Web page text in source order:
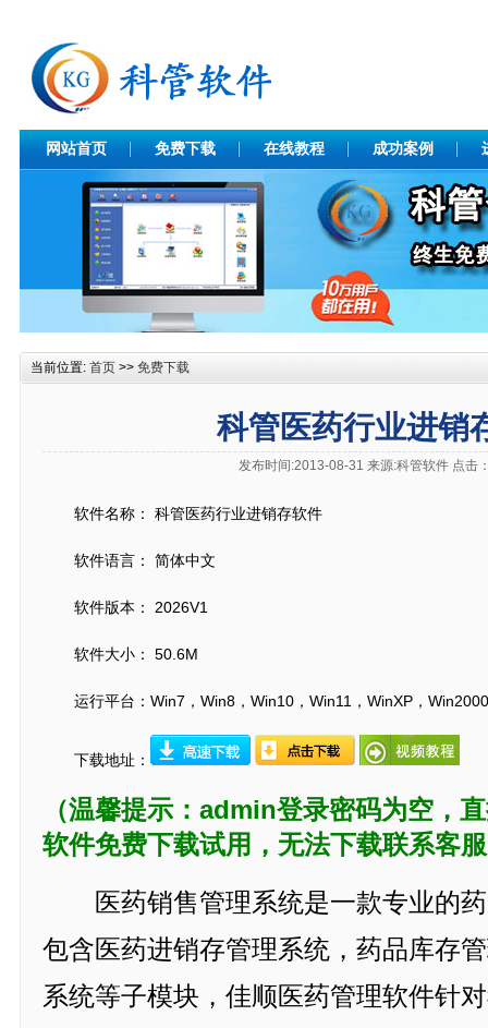
网站首页 免费下载 在线教程 成功案例
当前位置: 首页 >> 免费下载
科管医药行业进销
发布时间:2013-08-31 来源:科管软件 点击
软件名称： 科管医药行业进销存软件
软件语言： 简体中文
软件版本： 2026V1
软件大小： 50.6M
运行平台：Win7，Win8，Win10，Win11，WinXP，Win2000
下载地址：
（温馨提示：admin登录密码为空，
软件免费下载试用，无法下载联系客
医药销售管理系统是一款专业的药
包含医药进销存管理系统，药品库存
系统等子模块，佳顺医药管理软件针